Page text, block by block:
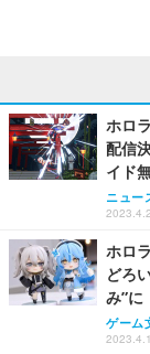
ホロ
配信
イド
ニュー
ホロ
どろ
み”に
ゲーム